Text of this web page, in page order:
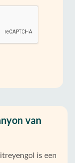
van
is een